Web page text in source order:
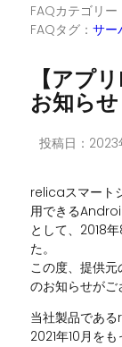
FAQカテゴリー
FAQタグ： サー
【アプ
お知らせ
投稿日：2023
relicaスマート
用できる
として、2018
た。
この度、提供
のお知らせがご
当社製品であ
2021年10月を